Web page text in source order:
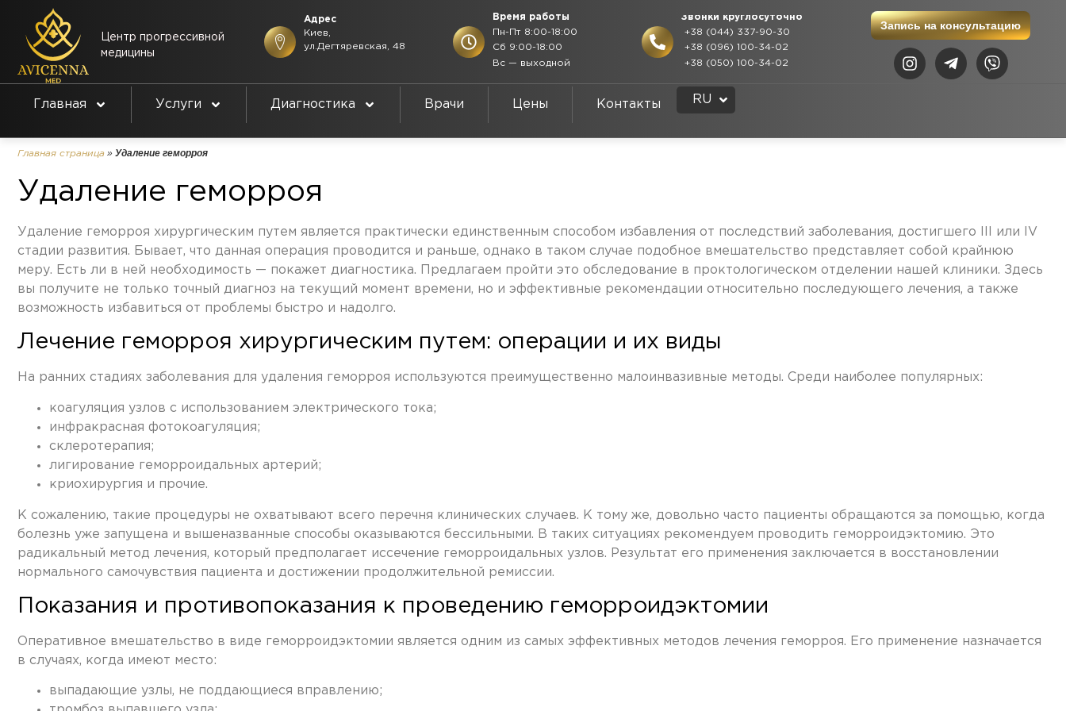
Центр прогрессивной
медицины
Адрес
Киев,
ул.Дегтяревская, 48
Время работы
Пн-Пт 8:00-18:00
Сб 9:00-18:00
Вс — выходной
Звонки круглосуточно
+38 (044) 337-90-30
+38 (096) 100-34-02
+38 (050) 100-34-02
Запись на консультацию
Главная Услуги Диагностика Врачи Цены Контакты RU
UK
Главная страница » Удаление геморроя
Удаление геморроя
Удаление геморроя хирургическим путем является практически единственным способом избавления от последствий заболевания, достигшего III или IV
стадии развития. Бывает, что данная операция проводится и раньше, однако в таком случае подобное вмешательство представляет собой крайнюю
меру. Есть ли в ней необходимость — покажет диагностика. Предлагаем пройти это обследование в проктологическом отделении нашей клиники. Здесь
вы получите не только точный диагноз на текущий момент времени, но и эффективные рекомендации относительно последующего лечения, а также
возможность избавиться от проблемы быстро и надолго.
Лечение геморроя хирургическим путем: операции и их виды
На ранних стадиях заболевания для удаления геморроя используются преимущественно малоинвазивные методы. Среди наиболее популярных:
коагуляция узлов с использованием электрического тока;
инфракрасная фотокоагуляция;
склеротерапия;
лигирование геморроидальных артерий;
криохирургия и прочие.
К сожалению, такие процедуры не охватывают всего перечня клинических случаев. К тому же, довольно часто пациенты обращаются за помощью, когда
болезнь уже запущена и вышеназванные способы оказываются бессильными. В таких ситуациях рекомендуем проводить геморроидэктомию. Это
радикальный метод лечения, который предполагает иссечение геморроидальных узлов. Результат его применения заключается в восстановлении
нормального самочувствия пациента и достижении продолжительной ремиссии.
Показания и противопоказания к проведению геморроидэктомии
Оперативное вмешательство в виде геморроидэктомии является одним из самых эффективных методов лечения геморроя. Его применение назначается
в случаях, когда имеют место:
выпадающие узлы, не поддающиеся вправлению;